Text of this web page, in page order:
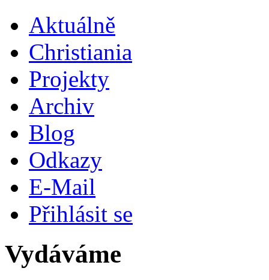
Aktuálně
Christiania
Projekty
Archiv
Blog
Odkazy
E-Mail
Přihlásit se
Vydáváme